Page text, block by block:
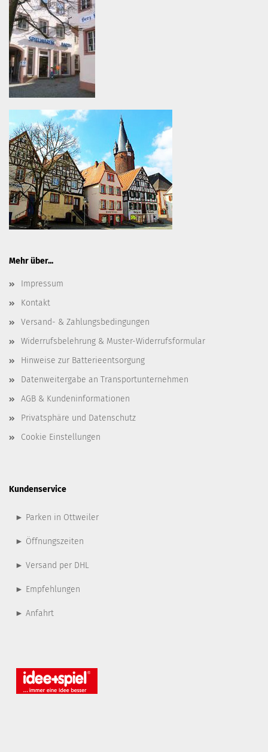
Mehr über...
Impressum
Kontakt
Versand- & Zahlungsbedingungen
Widerrufsbelehrung & Muster-Widerrufsformular
Hinweise zur Batterieentsorgung
Datenweitergabe an Transportunternehmen
AGB & Kundeninformationen
Privatsphäre und Datenschutz
Cookie Einstellungen
Kundenservice
► Parken in Ottweiler
► Öffnungszeiten
► Versand per DHL
► Empfehlungen
► Anfahrt